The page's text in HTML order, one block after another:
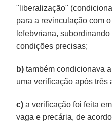
"liberalização"
para a revinculação com
lefebvriana,
condições precisas;
b) também condicionava
uma verificação após três
c) a verificação foi feita
vaga e precária, de